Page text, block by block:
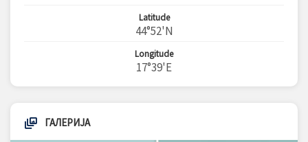
Latitude
44°52'N
Longitude
17°39'E
ГАЛЕРИЈА